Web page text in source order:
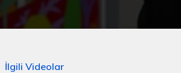
İlgili Videolar